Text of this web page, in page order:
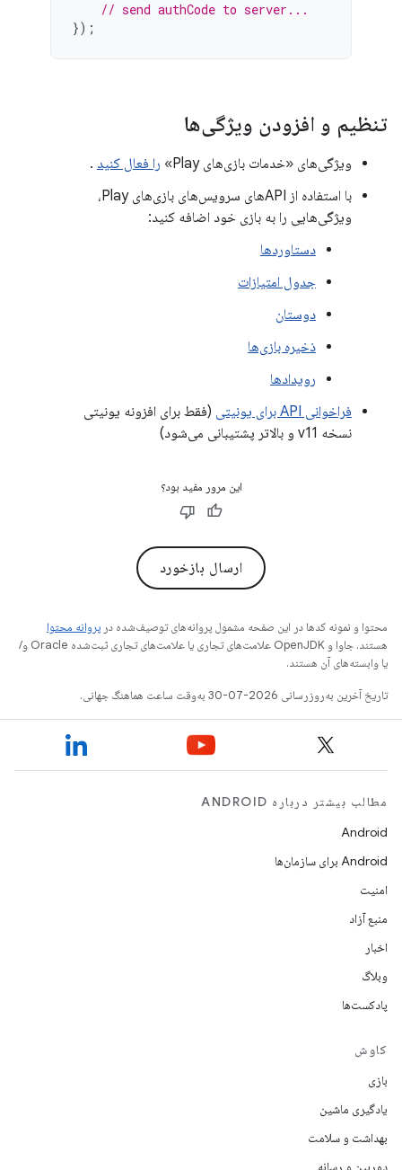
// send authCode to server...
});
تنظیم و افزودن ویژگی‌ها
ویژگی‌های «خدمات بازی‌های Play» را فعال کنید .
با استفاده از APIهای سرویس‌های بازی‌های Play،
ویژگی‌هایی را به بازی خود اضافه کنید:
دستاوردها
جدول امتیازات
دوستان
ذخیره بازی‌ها
رویدادها
فراخوانی API برای یونیتی
(فقط برای افزونه یونیتی
نسخه v11 و بالاتر پشتیبانی می‌شود)
این مرور مفید بود؟
ارسال بازخورد
محتوا و نمونه کدها در این صفحه مشمول پروانه‌های توصیف‌شده در پروانه محتوا
هستند. جاوا و OpenJDK علامت‌های تجاری یا علامت‌های تجاری ثبت‌شده Oracle و/
یا وابسته‌های آن هستند.
تاریخ آخرین به‌روزرسانی 2026-07-30 به‌وقت ساعت هماهنگ جهانی.
مطالب بیشتر درباره ANDROID
Android
Android برای سازمان‌ها
امنیت
منبع آزاد
اخبار
وبلاگ
پادکست‌ها
کاوش
بازی
یادگیری ماشین
بهداشت و سلامت
دوربین و رسانه